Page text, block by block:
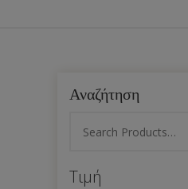
Αναζήτηση
Τιμή